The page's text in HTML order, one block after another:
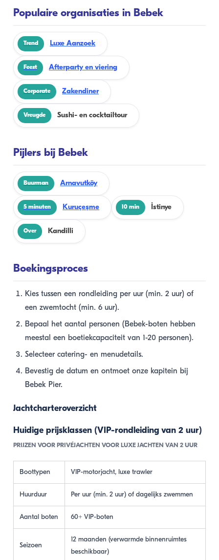
Populaire organisaties in Bebek
Trend Luxe Aanzoek
Feest Afterparty en viering
Corporate Zakendiner
Vreugde Sushi- en cocktailtour
Pijlers bij Bebek
Buurman Arnavutköy
5 minuten Kuruçeşme 10 min İstinye
Over Kandilli
Boekingsproces
Kies tussen een rondleiding per uur (min. 2 uur) of
een zwemtocht (min. 6 uur).
Bepaal het aantal personen (Bebek-boten hebben
meestal een boetiekcapaciteit van 1-20 personen).
Selecteer catering- en menudetails.
Bevestig de datum en ontmoet onze kapitein bij
Bebek Pier.
Jachtcharteroverzicht
Huidige prijsklassen (VIP-rondleiding van 2 uur)
PRIJZEN VOOR PRIVÉJACHTEN VOOR LUXE JACHTEN VAN 2 UUR
Boottypen VIP-motorjacht, luxe trawler
Huurduur Per uur (min. 2 uur) of dagelijks zwemmen
Aantal boten 60+ VIP-boten
Seizoen
12 maanden (verwarmde binnenruimtes
beschikbaar)